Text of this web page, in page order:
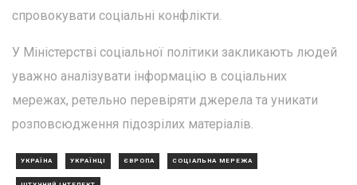
спровокувати соціальні конфлікти.
У Міністерстві соціальної політики закликають людей
уважно аналізувати інформацію в соціальних
мережах, ретельно перевіряти джерела та уникати
розповсюдження підозрілих матеріалів.
УКРАЇНА УКРАЇНЦІ ЄВРОПА СОЦІАЛЬНА МЕРЕЖА